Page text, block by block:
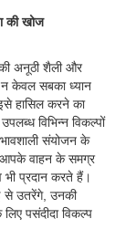
की खोज
अनूठी शैली और
न केवल सबका ध्यान
हासिल करने का
विभिन्न विकल्पों
संयोजन के
आपके वाहन के समग्र
भी प्रदान करते हैं।
से उतरेंगे, उनकी
पसंदीदा विकल्प